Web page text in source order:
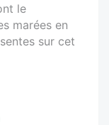
le
marées en
sur cet